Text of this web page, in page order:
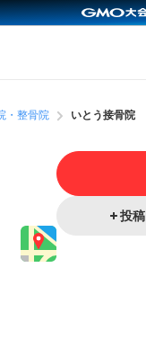
・整骨院 いとう接骨院
投稿